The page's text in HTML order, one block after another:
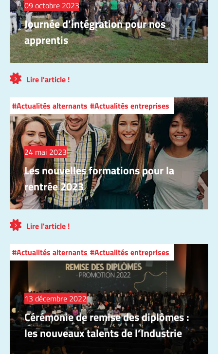
09 octobre 2023
Journée d’intégration pour nos
apprentis
Lire l'article !
Actualités alternants Actualités entreprises
24 mai 2023
Les nouvelles formations pour la
rentrée 2023
Lire l'article !
Actualités alternants Actualités entreprises
13 décembre 2022
Cérémonie de remise des diplômes :
les nouveaux talents de l’Industrie